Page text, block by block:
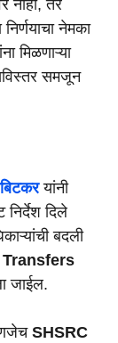
तर
नेमका
मिळणाऱ्या
समजून
यांनी
दिले
बदली
जाईल.
SHSRC